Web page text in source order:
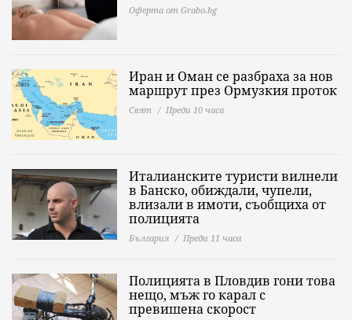
Оферта от Grabo.bg
Иран и Оман се разбраха за нов
маршрут през Ормузкия проток
Свят Преди 10 часа
Италианските туристи вилнели
в Банско, обиждали, чупели,
влизали в имоти, съобщиха от
полицията
България Преди 11 часа
Полицията в Пловдив гони това
нещо, мъж го карал с
превишена скорост